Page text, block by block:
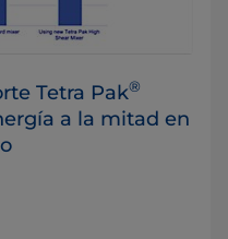
Tetra Pak®
a la mitad en